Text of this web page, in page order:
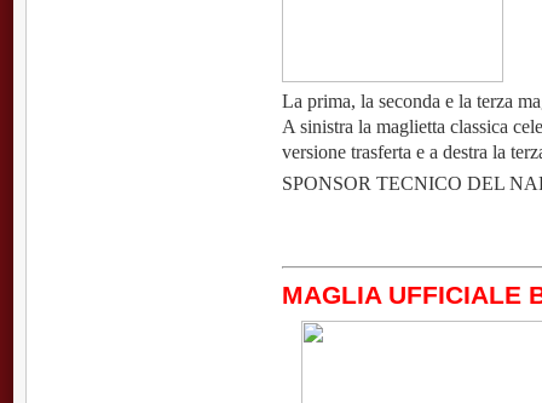
La prima, la seconda e la terza
A sinistra la maglietta classica
versione trasferta e a destra la
SPONSOR TECNICO DEL
MAGLIA UFFICIALE